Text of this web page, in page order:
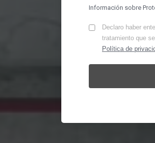
Información sobre
Declaro haber
tratamiento que
Política de